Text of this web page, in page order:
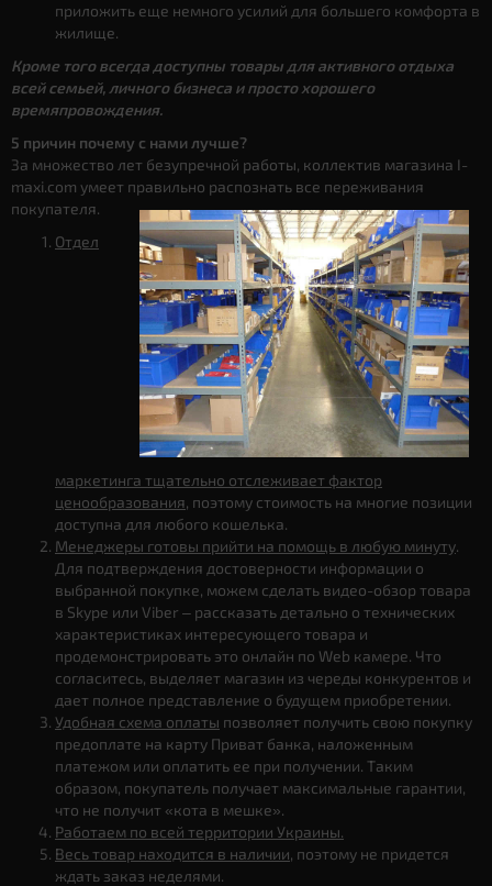
приложить еще немного усилий для большего комфорта в
жилище.
Кроме того всегда доступны товары для активного отдыха
всей семьей, личного бизнеса и просто хорошего
времяпровождения.
5 причин почему с нами лучше?
За множество лет безупречной работы, коллектив магазина I-
maxi.com умеет правильно распознать все переживания
покупателя.
Отдел
маркетинга тщательно отслеживает фактор
ценообразования, поэтому стоимость на многие позиции
доступна для любого кошелька.
Менеджеры готовы прийти на помощь в любую минуту.
Для подтверждения достоверности информации о
выбранной покупке, можем сделать видео-обзор товара
в Skype или Viber – рассказать детально о технических
характеристиках интересующего товара и
продемонстрировать это онлайн по Web камере. Что
согласитесь, выделяет магазин из череды конкурентов и
дает полное представление о будущем приобретении.
Удобная схема оплаты позволяет получить свою покупку
предоплате на карту Приват банка, наложенным
платежом или оплатить ее при получении. Таким
образом, покупатель получает максимальные гарантии,
что не получит «кота в мешке».
Работаем по всей территории Украины.
Весь товар находится в наличии, поэтому не придется
ждать заказ неделями.